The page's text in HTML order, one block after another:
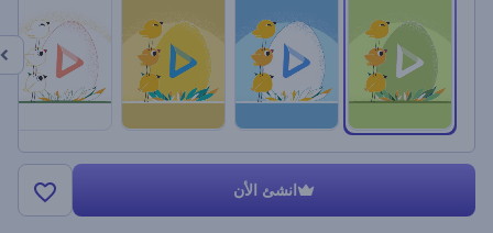
انشئ الأن